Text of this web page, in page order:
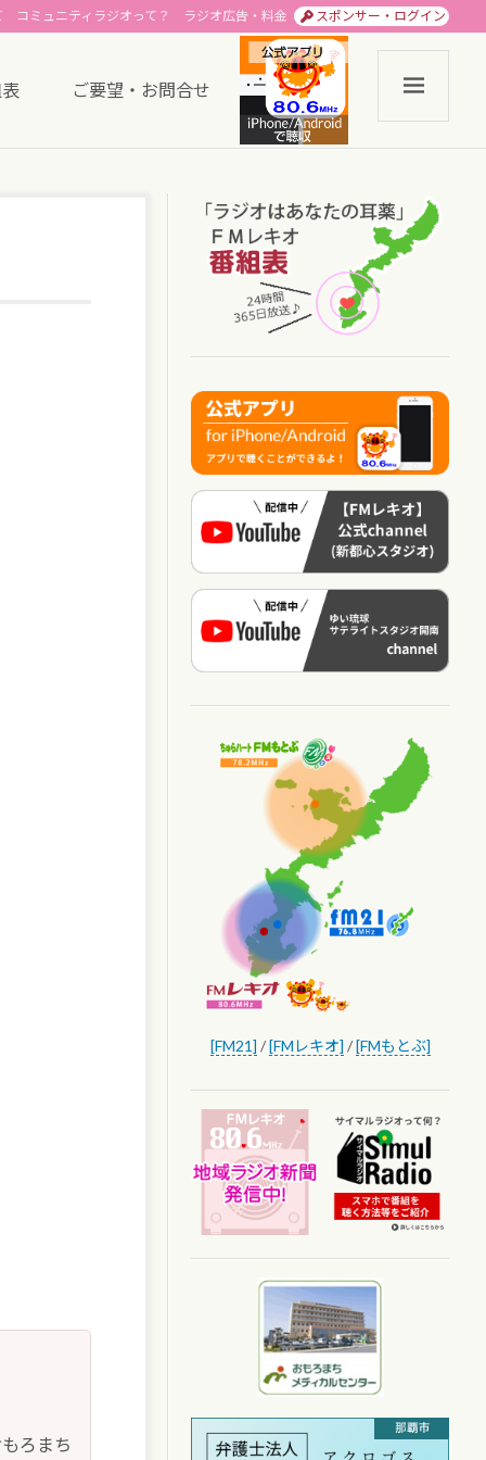
スポンサー・ログイン
ラジオ広告・料金
コミュニティラジオって？
ご要望・お問合せ
ろまち
[FM21] /[FMレキオ] /[FMもとぶ]